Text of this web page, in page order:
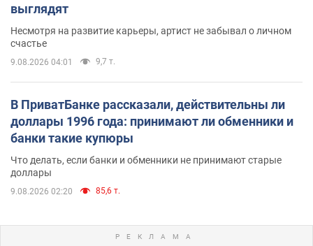
выглядят
Несмотря на развитие карьеры, артист не забывал о личном
счастье
9.08.2026 04:01 9,7 т.
В ПриватБанке рассказали, действительны ли
доллары 1996 года: принимают ли обменники и
банки такие купюры
Что делать, если банки и обменники не принимают старые
доллары
9.08.2026 02:20 85,6 т.